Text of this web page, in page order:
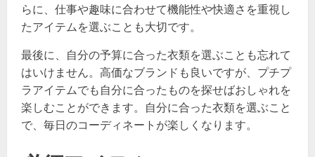
らに、仕事や趣味に合わせて機能性や快適さを重視し
たアイテムを選ぶことも大切です。
最後に、自分の予算に合った衣類を選ぶことも忘れて
はいけません。高価なブランドも良いですが、プチプ
ラアイテムでも自分に合ったものを探せばおしゃれを
楽しむことができます。自分に合った衣類を選ぶこと
で、毎日のコーディネートが楽しくなります。